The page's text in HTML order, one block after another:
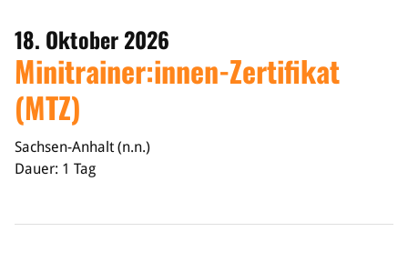
18. Oktober 2026
Minitrainer:innen-Zertifikat
(MTZ)
Sachsen-Anhalt (n.n.)
Dauer: 1 Tag